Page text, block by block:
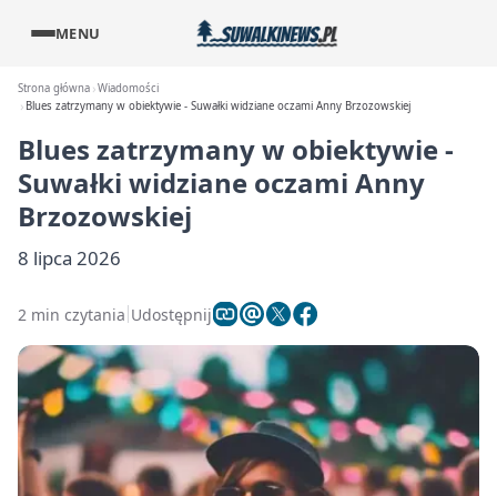
MENU
Strona główna Wiadomości
Blues zatrzymany w obiektywie - Suwałki widziane oczami Anny Brzozowskiej
Blues zatrzymany w obiektywie -
Suwałki widziane oczami Anny
Brzozowskiej
8 lipca 2026
2 min czytania Udostępnij